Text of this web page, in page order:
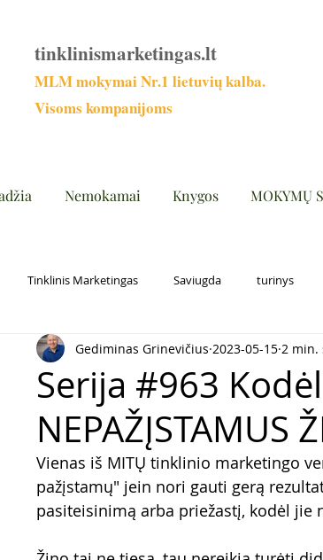
tinklinismarketingas.lt
MLM mokymai Nr.1 lietuvių kalba.
Visoms kompanijoms
Nemokamai Knygos MOKYMŲ
Tinklinis Marketingas Saviugda turinys
Serija #963
NEPAŽĮSTAMUS
Gediminas Grinevičius 2023-05-15 2 min.
Vienas iš MITŲ tinklinio marketingo
pažįstamų" jein nori gauti gerą
pasiteisinimą arba priežastį, kodėl jie